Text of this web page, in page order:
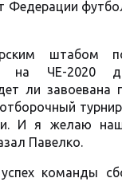
Федерации
штабом
на ЧЕ-2020
ли завоевана
И я желаю
Павелко.
команды